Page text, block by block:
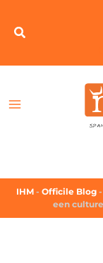
IHM - Officile Blog -
een